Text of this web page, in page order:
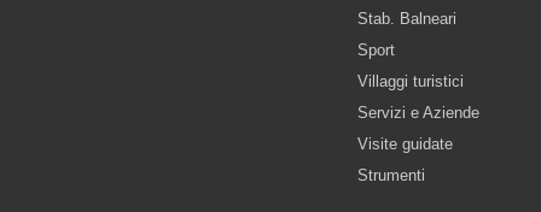
Stab. Balneari
Sport
Villaggi turistici
Servizi e Aziende
Visite guidate
Strumenti